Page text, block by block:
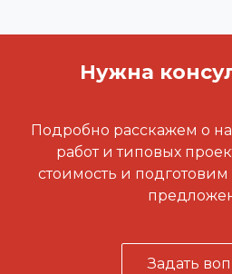
Нужна
Подробно расскажем о
работ и типовых
стоимость и
Задать